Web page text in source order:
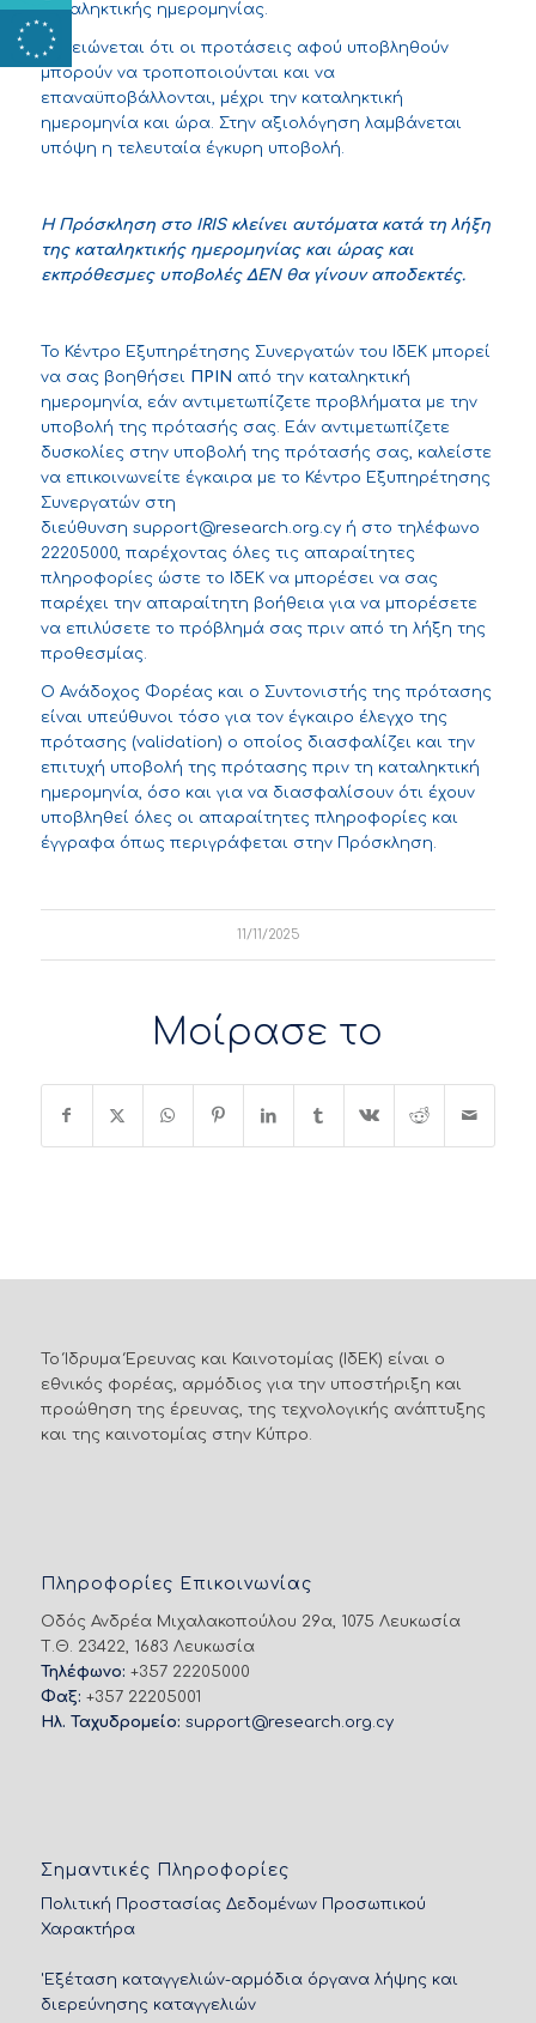
καταληκτικής ημερομηνίας.
Σημειώνεται ότι οι προτάσεις αφού υποβληθούν
μπορούν να τροποποιούνται και να
επαναϋποβάλλονται, μέχρι την καταληκτική
ημερομηνία και ώρα. Στην αξιολόγηση λαμβάνεται
υπόψη η τελευταία έγκυρη υποβολή.
Η Πρόσκληση στο IRIS κλείνει αυτόματα κατά τη λήξη
της καταληκτικής ημερομηνίας και ώρας και
εκπρόθεσμες υποβολές ΔΕΝ θα γίνουν αποδεκτές.
Το Κέντρο Εξυπηρέτησης Συνεργατών του ΙδΕΚ μπορεί
να σας βοηθήσει ΠΡΙΝ από την καταληκτική
ημερομηνία, εάν αντιμετωπίζετε προβλήματα με την
υποβολή της πρότασής σας. Εάν αντιμετωπίζετε
δυσκολίες στην υποβολή της πρότασής σας, καλείστε
να επικοινωνείτε έγκαιρα με το Κέντρο Εξυπηρέτησης
Συνεργατών στη
διεύθυνση support@research.org.cyή στο τηλέφωνο
22205000, παρέχοντας όλες τις απαραίτητες
πληροφορίες ώστε το ΙδΕΚ να μπορέσει να σας
παρέχει την απαραίτητη βοήθεια για να μπορέσετε
να επιλύσετε το πρόβλημά σας πριν από τη λήξη της
προθεσμίας.
Ο Ανάδοχος Φορέας και ο Συντονιστής της πρότασης
είναι υπεύθυνοι τόσο για τον έγκαιρο έλεγχο της
πρότασης (validation) ο οποίος διασφαλίζει και την
επιτυχή υποβολή της πρότασης πριν τη καταληκτική
ημερομηνία, όσο και για να διασφαλίσουν ότι έχουν
υποβληθεί όλες οι απαραίτητες πληροφορίες και
έγγραφα όπως περιγράφεται στην Πρόσκληση.
11/11/2025
Μοίρασε το
Το Ίδρυμα Έρευνας και Καινοτομίας (ΙδΕΚ) είναι ο
εθνικός φορέας, αρμόδιος για την υποστήριξη και
προώθηση της έρευνας, της τεχνολογικής ανάπτυξης
και της καινοτομίας στην Κύπρο.
Πληροφορίες Επικοινωνίας
Οδός Ανδρέα Μιχαλακοπούλου 29α, 1075 Λευκωσία
Τ.Θ. 23422, 1683 Λευκωσία
Τηλέφωνο: +357 22205000
Φαξ: +357 22205001
Ηλ. Ταχυδρομείο: support@research.org.cy
Σημαντικές Πληροφορίες
Πολιτική Προστασίας Δεδομένων Προσωπικού
Χαρακτήρα
'Εξέταση καταγγελιών-αρμόδια όργανα λήψης και
διερεύνησης καταγγελιών